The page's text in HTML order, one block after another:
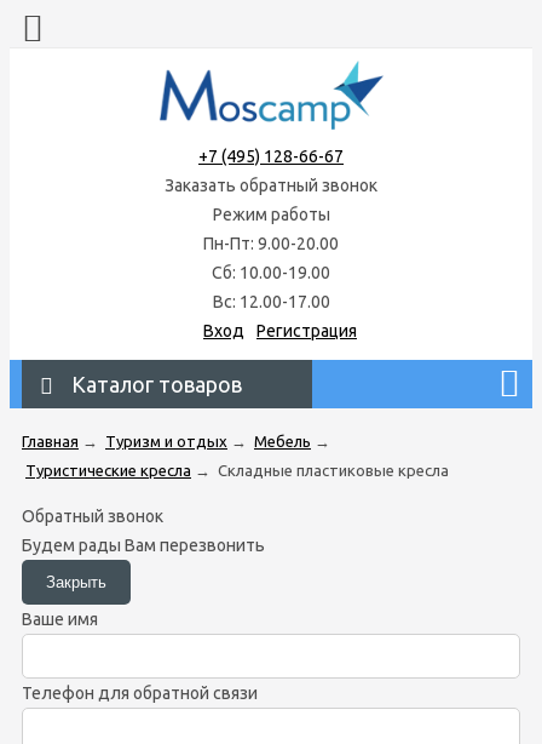
+7 (495) 128-66-67
Заказать обратный звонок
Режим работы
Пн-Пт: 9.00-20.00
Сб: 10.00-19.00
Вс: 12.00-17.00
Вход
Регистрация
Каталог товаров
Главная → Туризм и отдых → Мебель →
Туристические кресла → Складные пластиковые кресла
Обратный звонок
Будем рады Вам перезвонить
Ваше имя
Телефон для обратной связи